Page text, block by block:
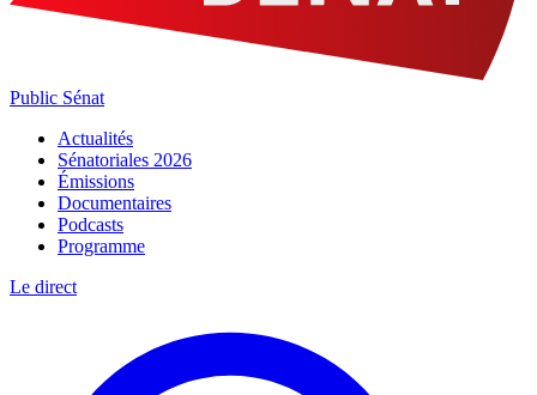
Public Sénat
Actualités
Sénatoriales 2026
Émissions
Documentaires
Podcasts
Programme
Le direct